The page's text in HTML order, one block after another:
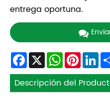
entrega oportuna.
Facebook
X WhatsApp
Descripción del